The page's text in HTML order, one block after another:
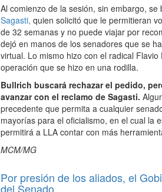
Al comienzo de la sesión, sin embargo,
Sagasti, quien solicitó que le permitieran
de 32 semanas y no puede viajar por
dejó en manos de los senadores que se
virtual. Lo mismo hizo con el radical
operación que se hizo en una rodilla.
Bullrich buscará rechazar el pedido,
avanzar con el reclamo de Sagasti.
precedente que permita a cualquier
mayorías para el oficialismo, en el cual la
permitirá a LLA contar con más
MCM/MG
Por presión de los aliados, el
del Senado